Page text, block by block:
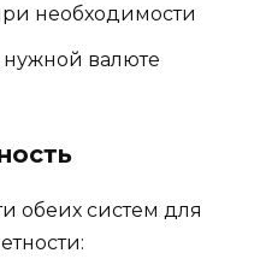
необходимости
валюте
обеих систем для